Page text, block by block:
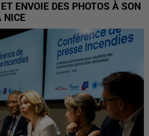
ENVOIE DES PHOTOS À SON
NICE